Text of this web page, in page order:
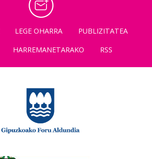
LEGE OHARRA
PUBLIZITATEA
HARREMANETARAKO RSS